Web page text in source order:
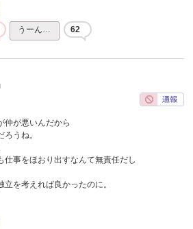
うーん… 62
仲が悪いんだから
うね。
仕事をほおり出すなんて無責任だし
を考えれば良かったのに。